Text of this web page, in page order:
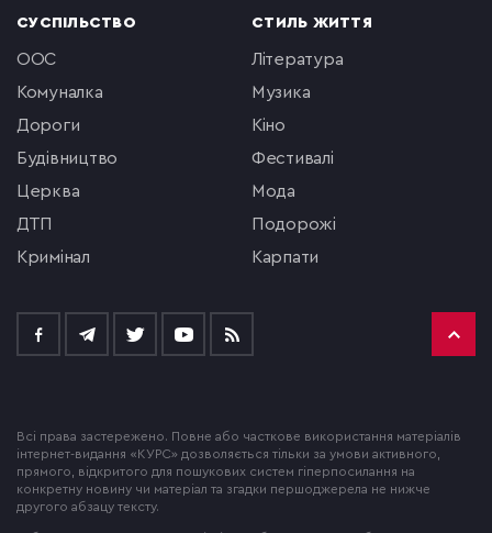
СУСПІЛЬСТВО
ООС
комуналка
Дороги
будівництво
церква
ДТП
кримінал
СТИЛЬ ЖИТТЯ
література
музика
кіно
фестивалі
мода
подорожі
Карпати
Всі права застережено. Повне або часткове використання матеріалів
інтернет-видання «КУРС» дозволяється тільки за умови активного,
прямого, відкритого для пошукових систем гіперпосилання на
конкретну новину чи матеріал та згадки першоджерела не нижче
другого абзацу тексту.